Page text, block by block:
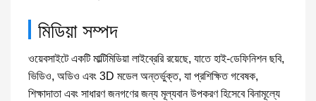
মিডিয়া সম্পদ
ওয়েবসাইটে একটি মাল্টিমিডিয়া লাইব্রেরি রয়েছে, যাতে হাই-ডেফিনিশন ছবি,
ভিডিও, অডিও এবং 3D মডেল অন্তর্ভুক্ত, যা প্রশিক্ষিত গবেষক,
শিক্ষাদাতা এবং সাধারণ জনগণের জন্য মূল্যবান উপকরণ হিসেবে বিনামূল্যে